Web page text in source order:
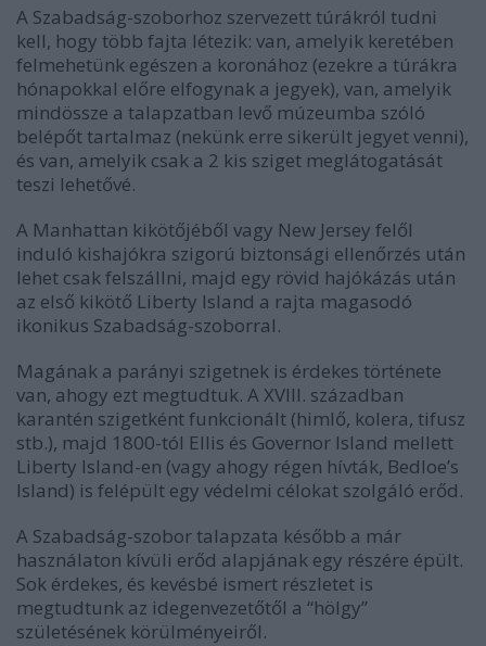
A Szabadság-szoborhoz szervezett túrákról tudni
kell, hogy több fajta létezik: van, amelyik keretében
felmehetünk egészen a koronához (ezekre a túrákra
hónapokkal előre elfogynak a jegyek), van, amelyik
mindössze a talapzatban levő múzeumba szóló
belépőt tartalmaz (nekünk erre sikerült jegyet venni),
és van, amelyik csak a 2 kis sziget meglátogatását
teszi lehetővé.
A Manhattan kikötőjéből vagy New Jersey felől
induló kishajókra szigorú biztonsági ellenőrzés után
lehet csak felszállni, majd egy rövid hajókázás után
az első kikötő Liberty Island a rajta magasodó
ikonikus Szabadság-szoborral.
Magának a parányi szigetnek is érdekes története
van, ahogy ezt megtudtuk. A XVIII. században
karantén szigetként funkcionált (himlő, kolera, tifusz
stb.), majd 1800-tól Ellis és Governor Island mellett
Liberty Island-en (vagy ahogy régen hívták, Bedloe’s
Island) is felépült egy védelmi célokat szolgáló erőd.
A Szabadság-szobor talapzata később a már
használaton kívüli erőd alapjának egy részére épült.
Sok érdekes, és kevésbé ismert részletet is
megtudtunk az idegenvezetőtől a “hölgy”
születésének körülményeiről.